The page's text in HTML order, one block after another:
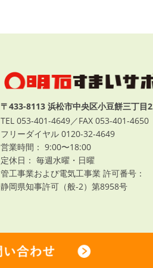
〒433-8113 浜松市中央区小豆餅三丁目
TEL 053-401-4649／FAX 053-401-4650
フリーダイヤル 0120-32-4649
営業時間： 9:00〜18:00
定休日： 毎週水曜・日曜
管工事業および電気工事業 許可番号：
静岡県知事許可（般-2）第8958号